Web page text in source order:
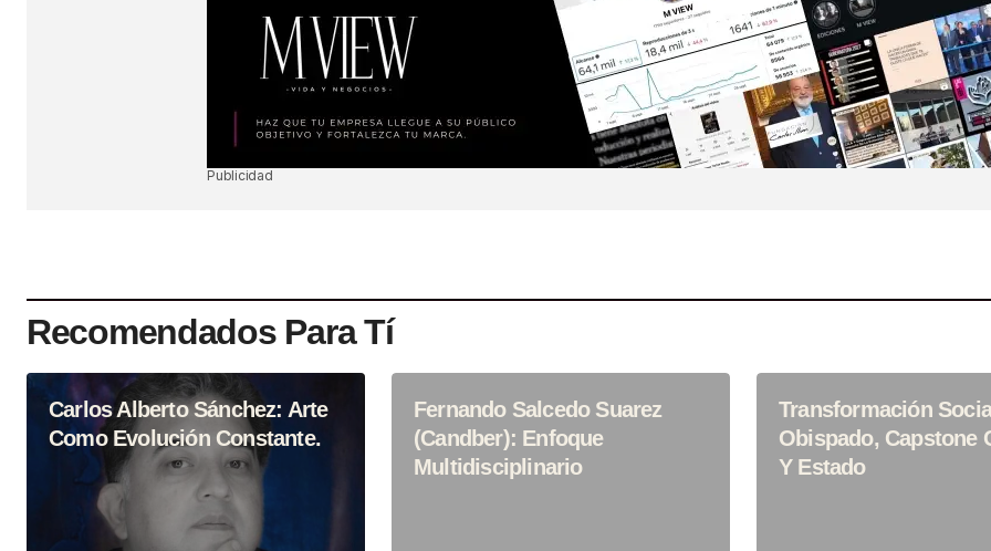
SUBMIT COMMENT
Publicidad
Recomendados Para Tí
Carlos Alberto Sánchez: Arte
Como Evolución Constante.
Fernando Salcedo Suarez
(Candber): Enfoque
Multidisciplinario
Transformación
Obispado, Capstone
Y Estado